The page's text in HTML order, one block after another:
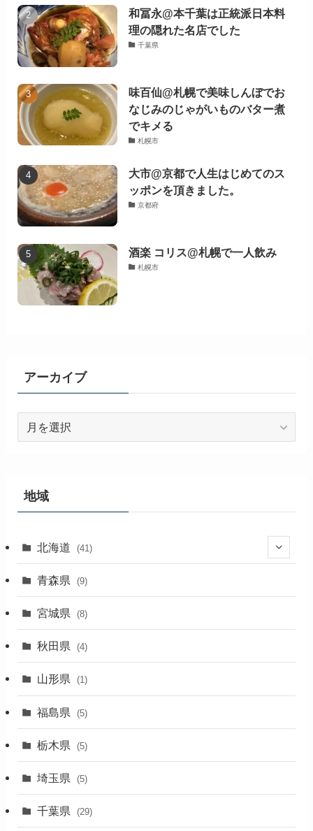
和冨永@本千葉は正統派日本料
理の隠れた名店でした
千葉県
味百仙@札幌で美味しんぼでお
なじみのじゃがいものバター煮
でキメる
札幌市
大市@京都で人生はじめてのス
ッポンを頂きました。
京都府
酒楽 コリス@札幌で一人飲み
札幌市
アーカイブ
ブ
地域
北海道 (41)
(27)
(2)
(1)
(1)
(3)
青森県 (9)
宮城県 (8)
秋田県 (4)
山形県 (1)
福島県 (5)
栃木県 (5)
埼玉県 (5)
千葉県 (29)